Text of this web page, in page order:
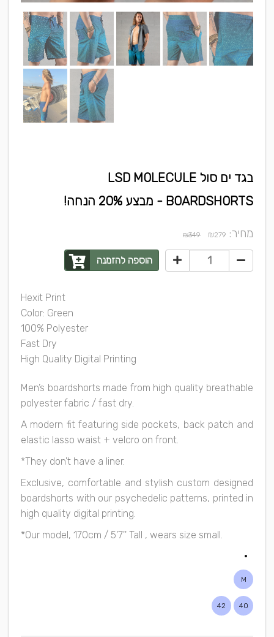
בגד ים סול LSD MOLECULE
BOARDSHORTS - מבצע 20% הנחה!
מחיר: ₪279
₪349
הוספה להזמנה
Hexit Print
Color: Green
100% Polyester
Fast Dry
High Quality Digital Printing
Men’s boardshorts made from high quality breathable
polyester fabric / fast dry.
A modern fit featuring side pockets, back patch and
elastic lasso waist + velcro on front.
*They don't have a liner.
Exclusive, comfortable and stylish custom designed
boardshorts with our psychedelic patterns, printed in
high quality digital printing.
*Our model, 170cm / 5'7'' Tall , wears size small.
M
40
42